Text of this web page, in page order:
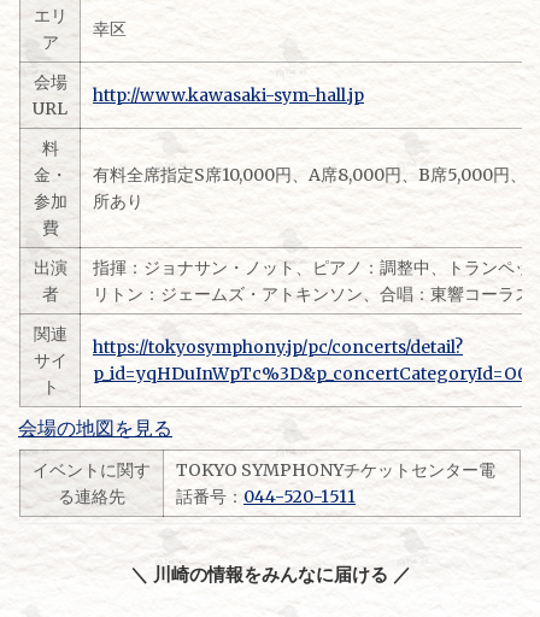
エリ
ア
幸区
会場
URL
http://www.kawasaki-sym-hall.jp
料
金・
参加
費
有料全席指定S席10,000円、A席8,000円、B席5,000円、
所あり
出演
者
指揮：ジョナサン・ノット、ピアノ：調整中、トランペッ
リトン：ジェームズ・アトキンソン、合唱：東響コーラス
関連
サイ
ト
https://tokyosymphony.jp/pc/concerts/detail?
会場の地図を見る
イベントに関す
る連絡先
TOKYO SYMPHONYチケットセンター電
話番号： 044-520-1511
＼ 川崎の情報をみんなに届ける ／